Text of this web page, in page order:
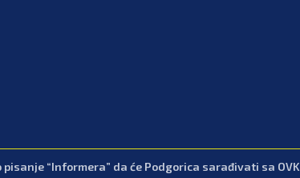
“Informera” da će Podgorica sarađivati sa OVK